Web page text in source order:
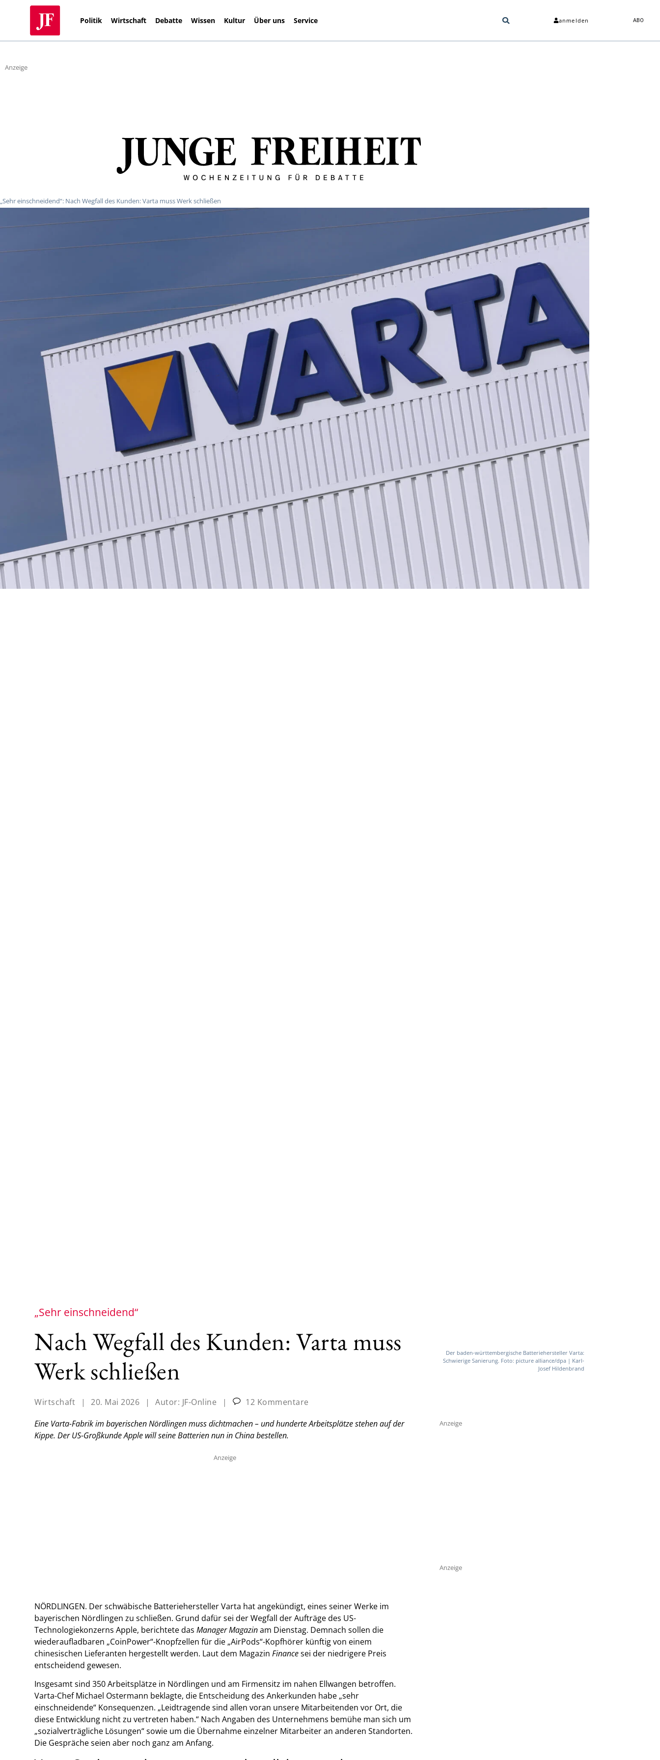
Politik Wirtschaft Debatte Wissen Kultur Über uns Service anmelden ABO
Anzeige
„Sehr einschneidend“: Nach Wegfall des Kunden: Varta muss Werk schließen
„Sehr einschneidend“
Nach Wegfall des Kunden: Varta muss
Werk schließen
Wirtschaft | 20. Mai 2026 | Autor: JF-Online |
12 Kommentare
Eine Varta-Fabrik im bayerischen Nördlingen muss dichtmachen – und hunderte Arbeitsplätze stehen auf der
Kippe. Der US-Großkunde Apple will seine Batterien nun in China bestellen.
Anzeige
NÖRDLINGEN. Der schwäbische Batteriehersteller Varta hat angekündigt, eines seiner Werke im
bayerischen Nördlingen zu schließen. Grund dafür sei der Wegfall der Aufträge des US-
Technologiekonzerns Apple, berichtete das Manager Magazinam Dienstag. Demnach sollen die
wiederaufladbaren „CoinPower“-Knopfzellen für die „AirPods“-Kopfhörer künftig von einem
chinesischen Lieferanten hergestellt werden. Laut dem Magazin Financesei der niedrigere Preis
entscheidend gewesen.
Insgesamt sind 350 Arbeitsplätze in Nördlingen ‌und am Firmensitz im nahen Ellwangen betroffen.
Varta-Chef Michael Ostermann beklagte, die Entscheidung des Ankerkunden habe „sehr
einschneidende“ Konsequenzen. „Leidtragende sind ‌allen voran unsere Mitarbeitenden vor Ort, die
diese Entwicklung nicht zu vertreten haben.“ Nach Angaben des Unternehmens bemühe man sich um
„sozialverträgliche Lösungen“ sowie um die Übernahme einzelner Mitarbeiter an anderen Standorten.
Die Gespräche seien aber noch ganz am Anfang.
Der baden-württembergische Batteriehersteller Varta:
Schwierige Sanierung. Foto: picture alliance/dpa | Karl-
Josef Hildenbrand
Anzeige
Anzeige